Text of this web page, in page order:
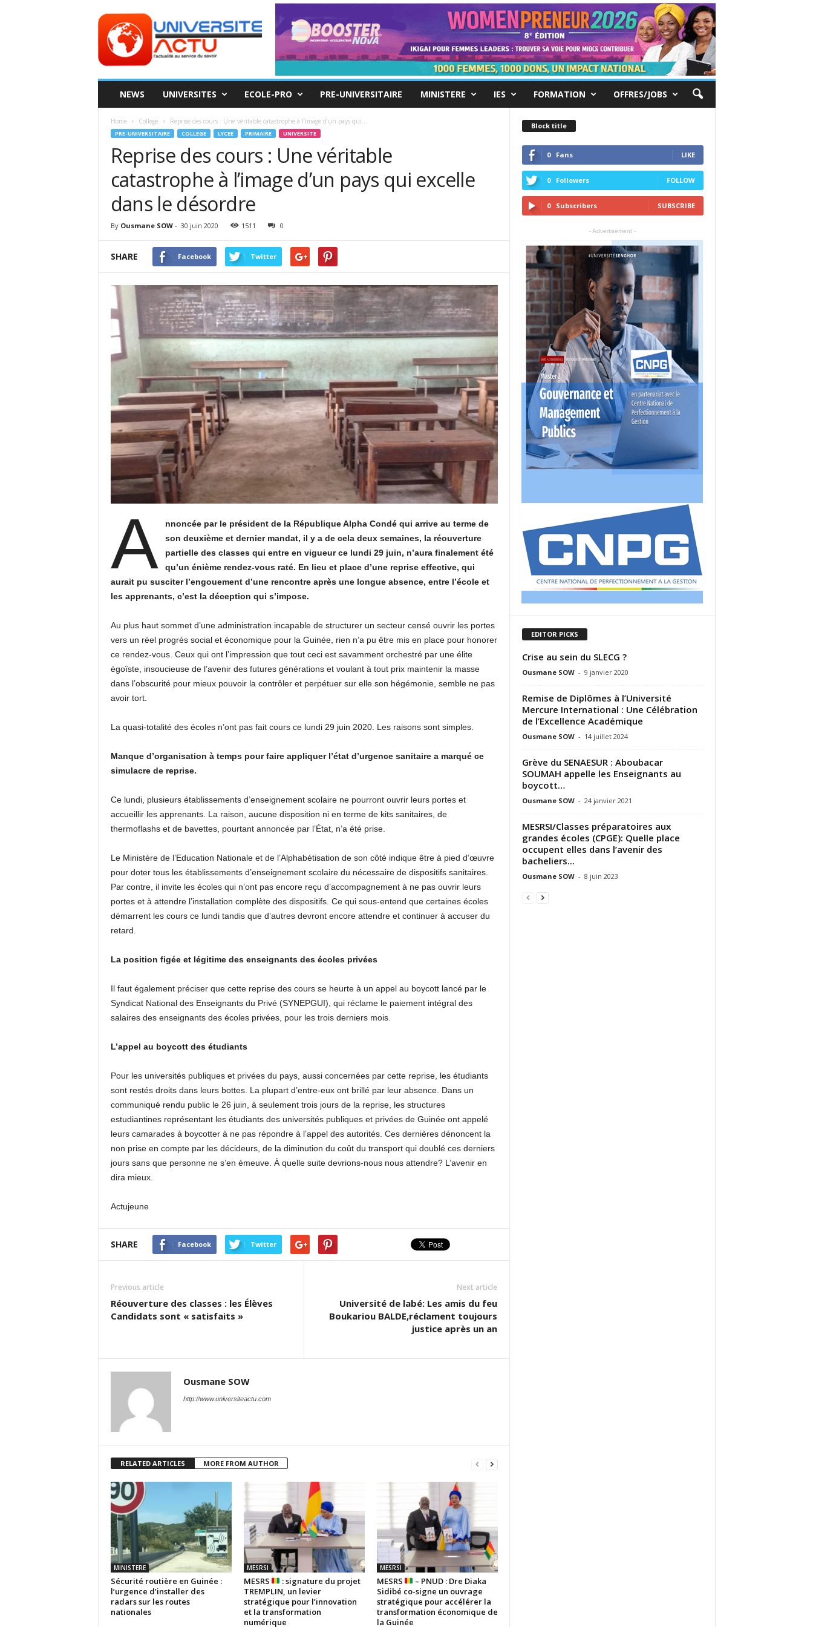
ACTU
NEWS UNIVERSITES ECOLE-PRO PRE-UNIVERSITAIRE MINISTERE IES FORMATION OFFRES/JOBS
Home College Reprise des cours : Une véritable catastrophe à l’image d’un pays qui...
PRE-UNIVERSITAIRE COLLEGE LYCEE PRIMAIRE UNIVERSITE
Reprise des cours : Une véritable
catastrophe à l’image d’un pays qui excelle
dans le désordre
By Ousmane SOW- 30 juin 2020 1511 0
SHARE Facebook Twitter
A
nnoncée par le président de la République Alpha Condé qui arrive au terme de
son deuxième et dernier mandat, il y a de cela deux semaines, la réouverture
partielle des classes qui entre en vigueur ce lundi 29 juin, n’aura finalement été
qu’un énième rendez-vous raté. En lieu et place d’une reprise effective, qui
aurait pu susciter l’engouement d’une rencontre après une longue absence, entre l’école et
les apprenants, c’est la déception qui s’impose.
Au plus haut sommet d’une administration incapable de structurer un secteur censé ouvrir les portes
vers un réel progrès social et économique pour la Guinée, rien n’a pu être mis en place pour honorer
ce rendez-vous. Ceux qui ont l’impression que tout ceci est savamment orchestré par une élite
égoïste, insoucieuse de l’avenir des futures générations et voulant à tout prix maintenir la masse
dans l’obscurité pour mieux pouvoir la contrôler et perpétuer sur elle son hégémonie, semble ne pas
avoir tort.
La quasi-totalité des écoles n’ont pas fait cours ce lundi 29 juin 2020. Les raisons sont simples.
Manque d’organisation à temps pour faire appliquer l’état d’urgence sanitaire a marqué ce
simulacre de reprise.
Ce lundi, plusieurs établissements d’enseignement scolaire ne pourront ouvrir leurs portes et
accueillir les apprenants. La raison, aucune disposition ni en terme de kits sanitaires, de
thermoflashs et de bavettes, pourtant annoncée par l’État, n’a été prise.
Le Ministère de l’Education Nationale et de l’Alphabétisation de son côté indique être à pied d’œuvre
pour doter tous les établissements d’enseignement scolaire du nécessaire de dispositifs sanitaires.
Par contre, il invite les écoles qui n’ont pas encore reçu d’accompagnement à ne pas ouvrir leurs
portes et à attendre l’installation complète des dispositifs. Ce qui sous-entend que certaines écoles
démarrent les cours ce lundi tandis que d’autres devront encore attendre et continuer à accuser du
retard.
La position figée et légitime des enseignants des écoles privées
Il faut également préciser que cette reprise des cours se heurte à un appel au boycott lancé par le
Syndicat National des Enseignants du Privé (SYNEPGUI), qui réclame le paiement intégral des
salaires des enseignants des écoles privées, pour les trois derniers mois.
L’appel au boycott des étudiants
Pour les universités publiques et privées du pays, aussi concernées par cette reprise, les étudiants
sont restés droits dans leurs bottes. La plupart d’entre-eux ont brillé par leur absence. Dans un
communiqué rendu public le 26 juin, à seulement trois jours de la reprise, les structures
estudiantines représentant les étudiants des universités publiques et privées de Guinée ont appelé
leurs camarades à boycotter à ne pas répondre à l’appel des autorités. Ces dernières dénoncent la
non prise en compte par les décideurs, de la diminution du coût du transport qui doublé ces derniers
jours sans que personne ne s’en émeuve. À quelle suite devrions-nous nous attendre? L’avenir en
dira mieux.
Actujeune
SHARE Facebook Twitter
Previous article
Réouverture des classes : les Élèves
Candidats sont « satisfaits »
Next article
Université de labé: Les amis du feu
Boukariou BALDE,réclament toujours
justice après un an
Ousmane SOW
http://www.universiteactu.com
RELATED ARTICLES MORE FROM AUTHOR
MINISTERE
Sécurité routière en Guinée :
l’urgence d’installer des
radars sur les routes
nationales
MESRSI
MESRS
: signature du projet
TREMPLIN, un levier
stratégique pour l’innovation
et la transformation
numérique
MESRSI
MESRS
– PNUD : Dre Diaka
Sidibé co-signe un ouvrage
stratégique pour accélérer la
transformation économique de
la Guinée
Block title
0 Fans LIKE
0 Followers FOLLOW
0 Subscribers SUBSCRIBE
- Advertisement -
EDITOR PICKS
Crise au sein du SLECG ?
Ousmane SOW - 9 janvier 2020
Remise de Diplômes à l’Université
Mercure International : Une Célébration
de l’Excellence Académique
Ousmane SOW - 14 juillet 2024
Grève du SENAESUR : Aboubacar
SOUMAH appelle les Enseignants au
boycott…
Ousmane SOW - 24 janvier 2021
MESRSI/Classes préparatoires aux
grandes écoles (CPGE): Quelle place
occupent elles dans l’avenir des
bacheliers...
Ousmane SOW - 8 juin 2023